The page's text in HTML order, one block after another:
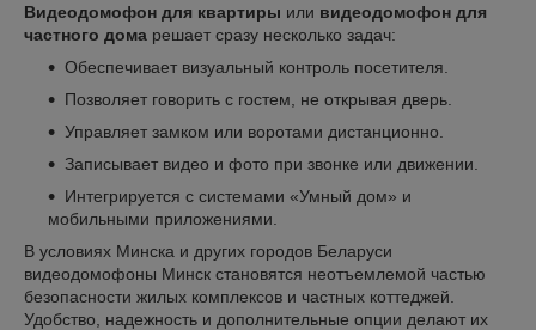
Видеодомофон для квартиры или видеодомофон для
частного дома решает сразу несколько задач:
Обеспечивает визуальный контроль посетителя.
Позволяет говорить с гостем, не открывая дверь.
Управляет замком или воротами дистанционно.
Записывает видео и фото при звонке или движении.
Интегрируется с системами «Умный дом» и
мобильными приложениями.
В условиях Минска и других городов Беларуси
видеодомофоны Минск становятся неотъемлемой частью
безопасности жилых комплексов и частных коттеджей.
Удобство, надежность и дополнительные опции делают их